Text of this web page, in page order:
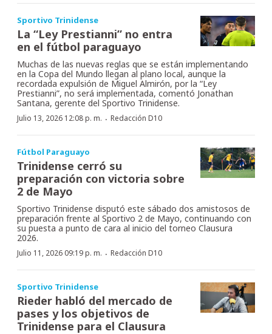
Sportivo Trinidense
La “Ley Prestianni” no entra
en el fútbol paraguayo
Muchas de las nuevas reglas que se están implementando
en la Copa del Mundo llegan al plano local, aunque la
recordada expulsión de Miguel Almirón, por la “Ley
Prestianni”, no será implementada, comentó Jonathan
Santana, gerente del Sportivo Trinidense.
Julio 13, 2026 12:08 p. m. · Redacción D10
Fútbol Paraguayo
Trinidense cerró su
preparación con victoria sobre
2 de Mayo
Sportivo Trinidense disputó este sábado dos amistosos de
preparación frente al Sportivo 2 de Mayo, continuando con
su puesta a punto de cara al inicio del torneo Clausura
2026.
Julio 11, 2026 09:19 p. m. · Redacción D10
Sportivo Trinidense
Rieder habló del mercado de
pases y los objetivos de
Trinidense para el Clausura